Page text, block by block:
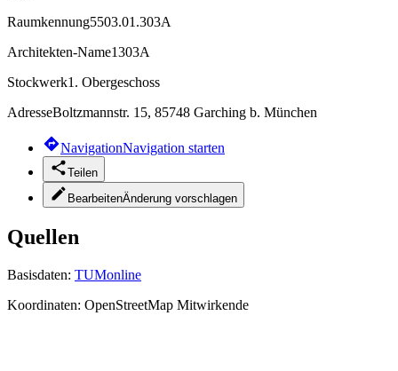
Raumkennung5503.01.303A
Architekten-Name1303A
Stockwerk1. Obergeschoss
AdresseBoltzmannstr. 15, 85748 Garching b. München
NavigationNavigation starten
Teilen
BearbeitenÄnderung vorschlagen
Quellen
Basisdaten: TUMonline
Koordinaten: OpenStreetMap Mitwirkende